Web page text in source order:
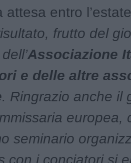
attesa entro
frutto del
Associazione
e delle altre
. Ringrazio anche il
europea,
seminario
con i conciatori si